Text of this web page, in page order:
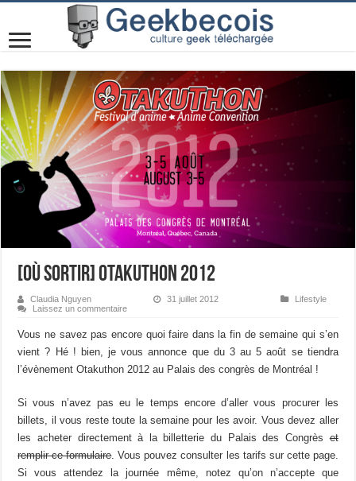
[Où Sortir] Otakuthon 2012
Claudia Nguyen 31 juillet 2012
Lifestyle
Laissez un commentaire
Vous ne savez pas encore quoi faire dans la fin de semaine qui s’en
vient ? Hé ! bien, je vous annonce que du 3 au 5 août se tiendra
l’évènement Otakuthon 2012 au Palais des congrès de Montréal !
Si vous n’avez pas eu le temps encore d’aller vous procurer les
billets, il vous reste toute la semaine pour les avoir. Vous devez aller
les acheter directement à la billetterie du Palais des Congrèset
remplir ce formulaire. Vous pouvez consulter les tarifs sur cette page.
Si vous attendez la journée même, notez qu’on n’accepte que